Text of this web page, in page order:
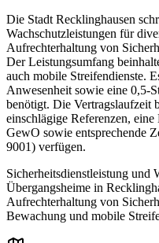
Die Stadt Recklinghausen
Wachschutzleistungen für
Aufrechterhaltung von
Der Leistungsumfang
auch mobile Streifendienste.
Anwesenheit sowie eine 0,5-
benötigt. Die Vertragslaufzeit
einschlägige Referenzen,
GewO sowie entsprechende
9001) verfügen.
Sicherheitsdienstleistung und
Übergangsheime in
Aufrechterhaltung von
Bewachung und mobile